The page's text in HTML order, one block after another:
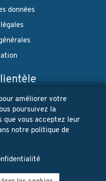
données
ne seront jamais
possible à tout moment.
améliorer votre
poursuivez la
que vous acceptez leur
notre politique de